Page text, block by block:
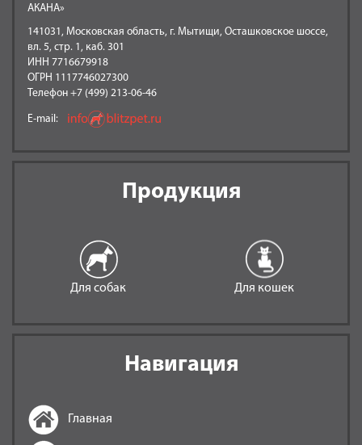
АКАНА»
141031, Московская область, г. Мытищи, Осташковское шоссе,
вл. 5, стр. 1, каб. 301
ИНН 7716679918
ОГРН 1117746027300
Телефон +7 (499) 213-06-46
E-mail:
Продукция
Для собак Для кошек
Навигация
Главная